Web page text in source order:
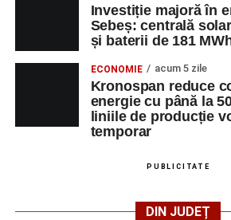
Investiție majoră în
Sebeș: centrală
și baterii de 181
ECONOMIE acum 5 zile
Kronospan reduce
energie cu până la
liniile de producție
temporar
PUBLICITATE
DIN JUDEȚ